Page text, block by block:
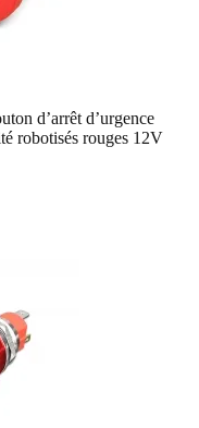
d’arrêt d’urgence
robotisés rouges 12V